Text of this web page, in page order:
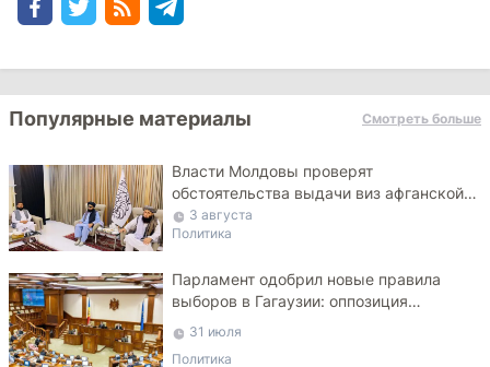
Популярные материалы Смотреть больше
Власти Молдовы проверят
обстоятельства выдачи виз афганской
делегации
3 августа
Политика
Парламент одобрил новые правила
выборов в Гагаузии: оппозиция
критикует законопроект
31 июля
Политика